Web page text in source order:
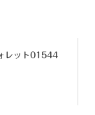
レット01544